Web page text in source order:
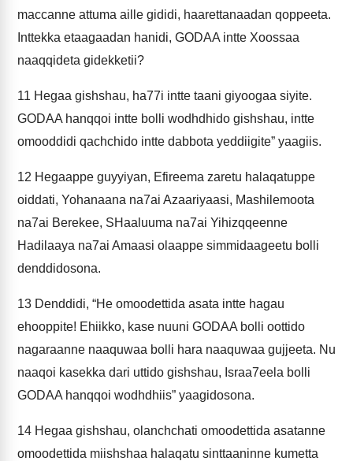
maccanne attuma aille gididi, haarettanaadan qoppeeta.
Inttekka etaagaadan hanidi, GODAA intte Xoossaa
naaqqideta gidekketii?
11 Hegaa gishshau, ha77i intte taani giyoogaa siyite.
GODAA hanqqoi intte bolli wodhdhido gishshau, intte
omooddidi qachchido intte dabbota yeddiigite” yaagiis.
12 Hegaappe guyyiyan, Efireema zaretu halaqatuppe
oiddati, Yohanaana na7ai Azaariyaasi, Mashilemoota
na7ai Berekee, SHaaluuma na7ai Yihizqqeenne
Hadilaaya na7ai Amaasi olaappe simmidaageetu bolli
denddidosona.
13 Denddidi, “He omoodettida asata intte hagau
ehooppite! Ehiikko, kase nuuni GODAA bolli oottido
nagaraanne naaquwaa bolli hara naaquwaa gujjeeta. Nu
naaqoi kasekka dari uttido gishshau, Israa7eela bolli
GODAA hanqqoi wodhdhiis” yaagidosona.
14 Hegaa gishshau, olanchchati omoodettida asatanne
omoodettida miishshaa halaqatu sinttaaninne kumetta